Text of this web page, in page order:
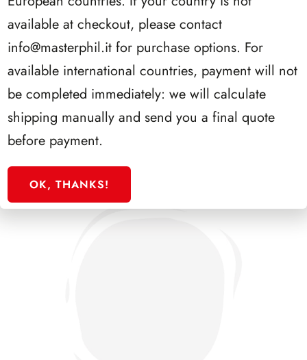
pagina
quantità
AGGIUNGI AL CARRELLO
PRODOTTI CORRELATI
available at checkout, please contact
info@masterphil.it for purchase options. For
available international countries, payment will not
be completed immediately: we will calculate
shipping manually and send you a final quote
before payment.
OK, THANKS!